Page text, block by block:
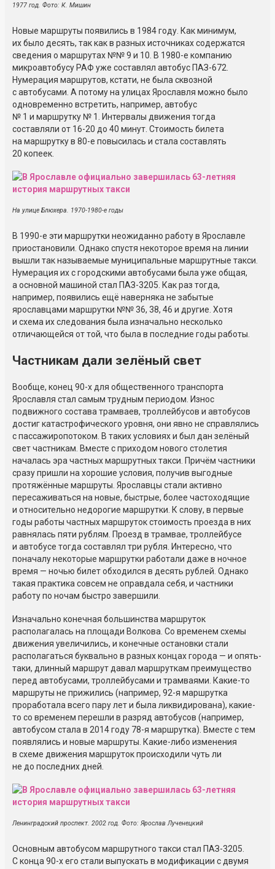
1977 год. Фото: К. Мишин
Новые маршруты появились в 1984 году. Как минимум,
их было десять, так как в разных источниках содержатся
сведения о маршрутах №№ 9 и 10. В 1980-е компанию
микроавтобусу РАФ уже составлял автобус ПАЗ-672.
Нумерация маршрутов, кстати, не была сквозной
с автобусами. А потому на улицах Ярославля можно было
одновременно встретить, например, автобус
№ 1 и маршрутку № 1. Интервалы движения тогда
составляли от 16-20 до 40 минут. Стоимость билета
на маршрутку в 80-е повысилась и стала составлять
20 копеек.
На улице Блюхера. 1970-1980-е годы
В 1990-е эти маршрутки неожиданно работу в Ярославле
приостановили. Однако спустя некоторое время на линии
вышли так называемые муниципальные маршрутные такси.
Нумерация их с городскими автобусами была уже общая,
а основной машиной стал ПАЗ-3205. Как раз тогда,
например, появились ещё наверняка не забытые
ярославцами маршрутки №№ 36, 38, 46 и другие. Хотя
и схема их следования была изначально несколько
отличающейся от той, что была в последние годы работы.
Частникам дали зелёный свет
Вообще, конец 90-х для общественного транспорта
Ярославля стал самым трудным периодом. Износ
подвижного состава трамваев, троллейбусов и автобусов
достиг катастрофического уровня, они явно не справлялись
с пассажиропотоком. В таких условиях и был дан зелёный
свет частникам. Вместе с приходом нового столетия
началась эра частных маршрутных такси. Причём частники
сразу пришли на хорошие условия, получив выгодные
протяжённые маршруты. Ярославцы стали активно
пересаживаться на новые, быстрые, более частоходящие
и относительно недорогие маршрутки. К слову, в первые
годы работы частных маршруток стоимость проезда в них
равнялась пяти рублям. Проезд в трамвае, троллейбусе
и автобусе тогда составлял три рубля. Интересно, что
поначалу некоторые маршрутки работали даже в ночное
время — ночью билет обходился в десять рублей. Однако
такая практика совсем не оправдала себя, и частники
работу по ночам быстро завершили.
Изначально конечная большинства маршруток
располагалась на площади Волкова. Со временем схемы
движения увеличились, и конечные остановки стали
располагаться буквально в разных концах города — и опять-
таки, длинный маршрут давал маршруткам преимущество
перед автобусами, троллейбусами и трамваями. Какие-то
маршруты не прижились (например, 92-я маршрутка
проработала всего пару лет и была ликвидирована), какие-
то со временем перешли в разряд автобусов (например,
автобусом стала в 2014 году 78-я маршрутка). Вместе с тем
появлялись и новые маршруты. Какие-либо изменения
в схеме движения маршруток происходили чуть ли
не до последних дней.
Ленинградский проспект. 2002 год. Фото: Ярослав Лученецкий
Основным автобусом маршрутного такси стал ПАЗ-3205.
С конца 90-х его стали выпускать в модификации с двумя